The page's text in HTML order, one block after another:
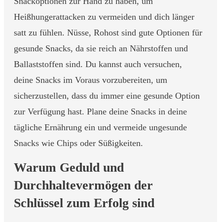
Heißhungerattacken zu vermeiden und dich länger
satt zu fühlen. Nüsse, Rohost sind gute Optionen für
gesunde Snacks, da sie reich an Nährstoffen und
Ballaststoffen sind. Du kannst auch versuchen,
deine Snacks im Voraus vorzubereiten, um
sicherzustellen, dass du immer eine gesunde Option
zur Verfügung hast. Plane deine Snacks in deine
tägliche Ernährung ein und vermeide ungesunde
Snacks wie Chips oder Süßigkeiten.
Warum Geduld und
Durchhaltevermögen der
Schlüssel zum Erfolg sind